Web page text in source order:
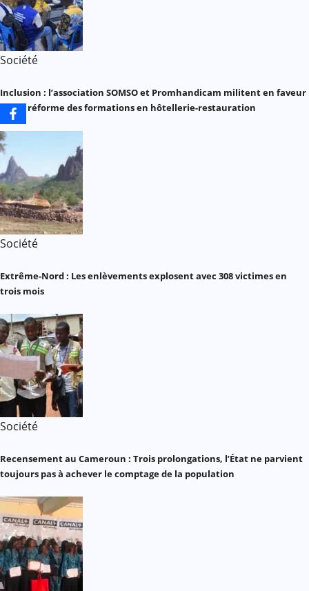
Société
Inclusion : l’association SOMSO et Promhandicam militent en faveur
d’une réforme des formations en hôtellerie-restauration
Société
Extrême-Nord : Les enlèvements explosent avec 308 victimes en
trois mois
Société
Recensement au Cameroun : Trois prolongations, l’État ne parvient
toujours pas à achever le comptage de la population